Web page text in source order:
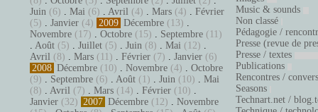
Juin (6) . Mai (6) . Avril (4) . Mars (4) . Février
(5) . Janvier (4) 2009 Décembre (13) .
Novembre (17) . Octobre (15) . Septembre (11)
. Août (5) . Juillet (5) . Juin (8) . Mai (12) .
Avril (8) . Mars (11) . Février (7) . Janvier (6)
2008 Décembre (10) . Novembre (4) . Octobre
(9) . Septembre (6) . Août (1) . Juin (10) . Mai
(8) . Avril (7) . Mars (14) . Février (10) .
Janvier (32) 2007 Décembre (12) . Novembre
Music & sounds
Non classé
Pédagogie /
Presse (revue de
Presse / textes
Publications
Rencontres /
Seasons
Technart.net /